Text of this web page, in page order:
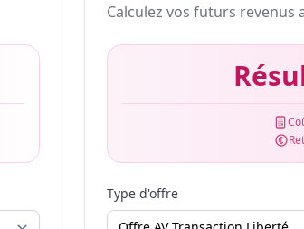
Calculez vos futurs revenus
Type d'offre